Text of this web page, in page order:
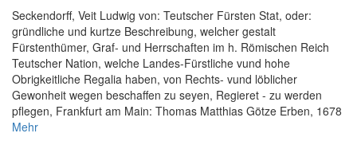
Seckendorff, Veit Ludwig von: Teutscher Fürsten Stat, oder:
gründliche und kurtze Beschreibung, welcher gestalt
Fürstenthümer, Graf- und Herrschaften im h. Römischen Reich
Teutscher Nation, welche Landes-Fürstliche vund hohe
Obrigkeitliche Regalia haben, von Rechts- vund löblicher
Gewonheit wegen beschaffen zu seyen, Regieret - zu werden
pflegen, Frankfurt am Main: Thomas Matthias Götze Erben, 1678
Mehr